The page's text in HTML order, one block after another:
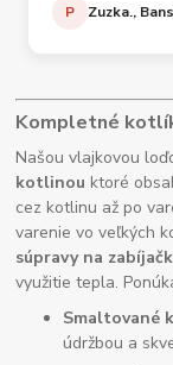
P Zuzka.,
Kompletné
Našou vlajkovou
kotlinou ktoré
cez kotlinu až po
varenie vo veľkých
súpravy na
využitie tepla.
Smaltované
údržbou a